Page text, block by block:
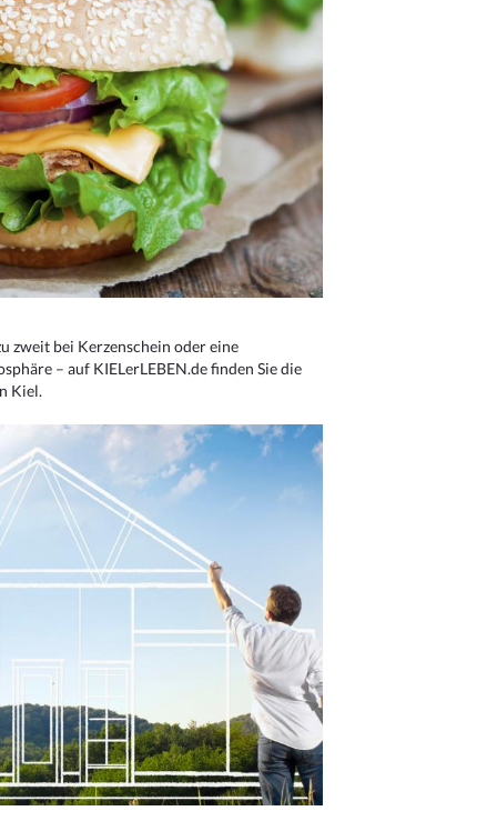
zweit bei Kerzenschein oder eine
– auf KIELerLEBEN.de finden Sie die
Kiel.